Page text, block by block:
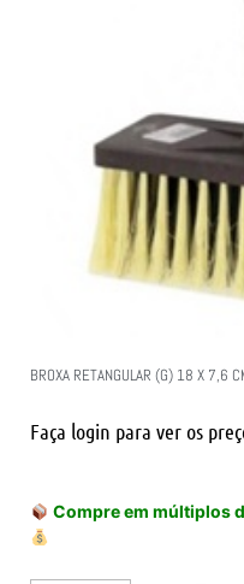
BROXA RETANGULAR (G) 18 X 7,6
Faça login para ver os
Compre em múltiplos